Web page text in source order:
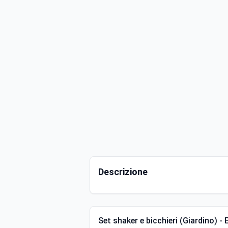
Descrizione
Set shaker e bicchieri (Giardino) -